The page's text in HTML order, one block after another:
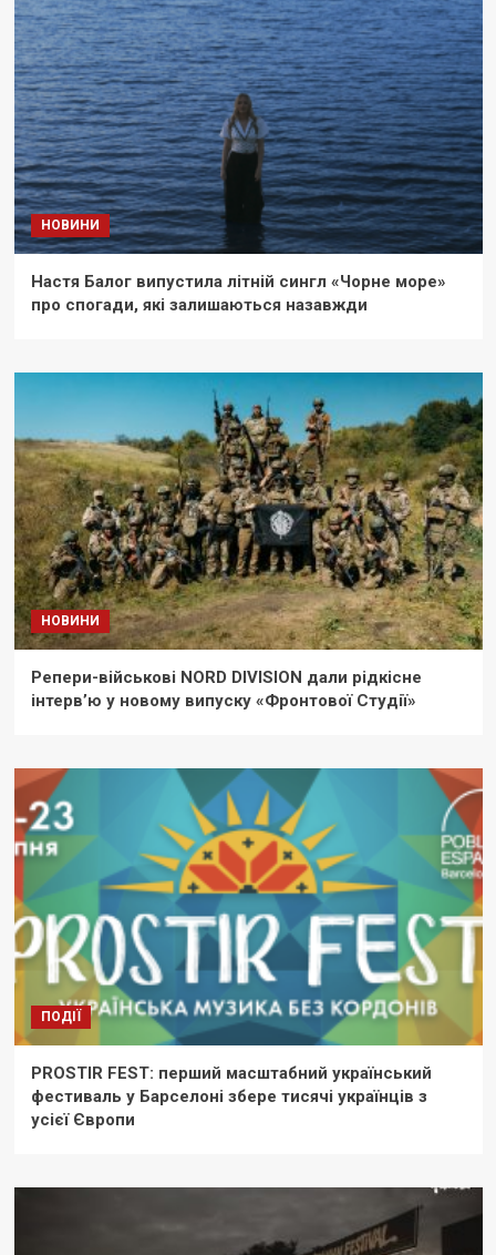
НОВИНИ
Настя Балог випустила літній сингл «Чорне море»
про спогади, які залишаються назавжди
НОВИНИ
Репери-військові NORD DIVISION дали рідкісне
інтерв’ю у новому випуску «Фронтової Студії»
ПОДІЇ
PROSTIR FEST: перший масштабний український
фестиваль у Барселоні збере тисячі українців з
усієї Європи